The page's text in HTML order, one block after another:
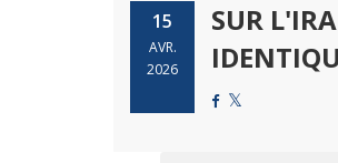
15
AVR.
2026
SUR